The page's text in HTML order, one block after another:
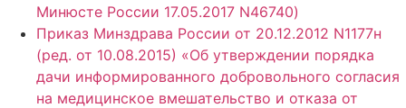
Минюсте России 17.05.2017 N46740)
Приказ Минздрава России от 20.12.2012 N1177н
(ред. от 10.08.2015) «Об утверждении порядка
дачи информированного добровольного согласия
на медицинское вмешательство и отказа от